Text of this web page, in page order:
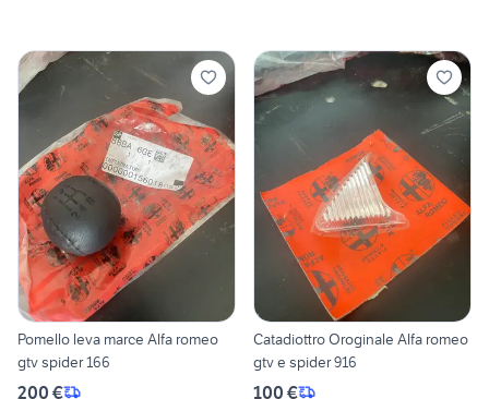
Pomello leva marce Alfa romeo
gtv spider 166
200 €
Catadiottro Oroginale Alfa romeo
gtv e spider 916
100 €